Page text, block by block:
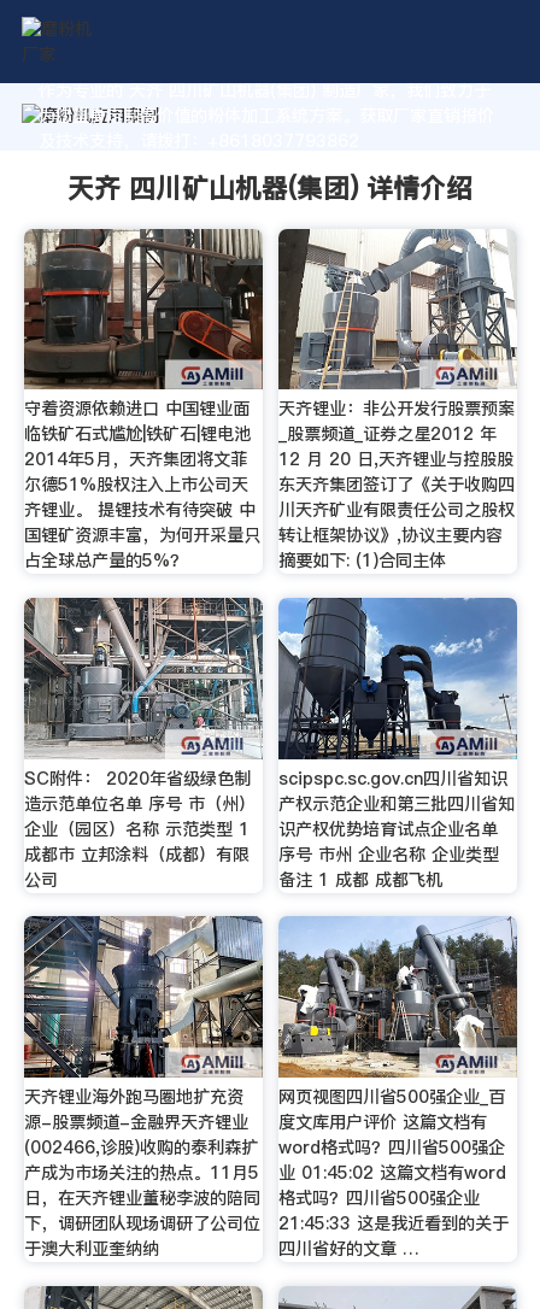
作为专业的 天齐 四川矿山机器(集团) 制造厂家，我们致力于
为您量身定制高价值的粉体加工系统方案。获取厂家直销报价
天齐 四川矿山机器(集团) 详情介绍
守着资源依赖进口 中国锂业面
临铁矿石式尴尬|铁矿石|锂电池
2014年5月，天齐集团将文菲
尔德51%股权注入上市公司天
齐锂业。 提锂技术有待突破 中
国锂矿资源丰富，为何开采量只
占全球总产量的5%？
天齐锂业：非公开发行股票预案
_股票频道_证券之星2012 年
12 月 20 日,天齐锂业与控股股
东天齐集团签订了《关于收购四
川天齐矿业有限责任公司之股权
转让框架协议》,协议主要内容
摘要如下: (1)合同主体
SC附件： 2020年省级绿色制
造示范单位名单 序号 市（州）
企业（园区）名称 示范类型 1
成都市 立邦涂料（成都）有限
公司
scipspc.sc.gov.cn四川省知识
产权示范企业和第三批四川省知
识产权优势培育试点企业名单
序号 市州 企业名称 企业类型
备注 1 成都 成都飞机
天齐锂业海外跑马圈地扩充资
源-股票频道-金融界天齐锂业
(002466,诊股)收购的泰利森扩
产成为市场关注的热点。11月5
日，在天齐锂业董秘李波的陪同
下，调研团队现场调研了公司位
于澳大利亚奎纳纳
网页视图四川省500强企业_百
度文库用户评价 这篇文档有
word格式吗？四川省500强企
业 01:45:02 这篇文档有word
格式吗？四川省500强企业
21:45:33 这是我近看到的关于
四川省好的文章 …